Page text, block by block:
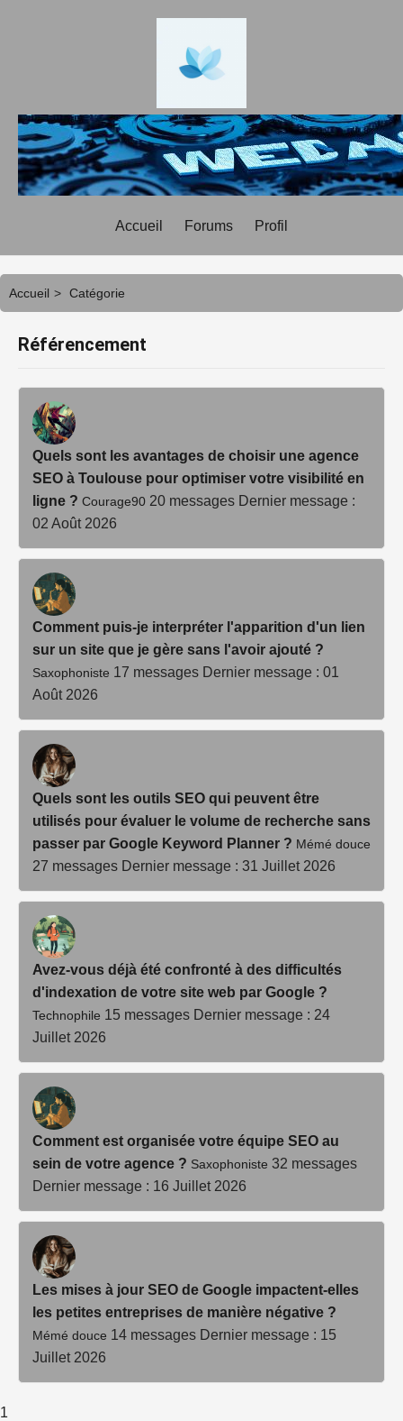
Accueil Forums Profil
Accueil > Catégorie
Référencement
Quels sont les avantages de choisir une agence
SEO à Toulouse pour optimiser votre visibilité en
ligne ? Courage90 20 messages Dernier message :
02 Août 2026
Comment puis-je interpréter l'apparition d'un lien
sur un site que je gère sans l'avoir ajouté ?
Saxophoniste 17 messages Dernier message : 01
Août 2026
Quels sont les outils SEO qui peuvent être
utilisés pour évaluer le volume de recherche sans
passer par Google Keyword Planner ? Mémé douce
27 messages Dernier message : 31 Juillet 2026
Avez-vous déjà été confronté à des difficultés
d'indexation de votre site web par Google ?
Technophile 15 messages Dernier message : 24
Juillet 2026
Comment est organisée votre équipe SEO au
sein de votre agence ? Saxophoniste 32 messages
Dernier message : 16 Juillet 2026
Les mises à jour SEO de Google impactent-elles
les petites entreprises de manière négative ?
Mémé douce 14 messages Dernier message : 15
Juillet 2026
1